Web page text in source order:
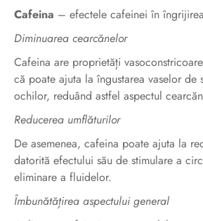
Cafeina – efectele cafeinei în
Diminuarea cearcănelor
Cafeina are proprietăți
că poate ajuta la îngustarea vaselor de
ochilor, reduând astfel aspectul
Reducerea umflăturilor
De asemenea, cafeina poate ajuta la
datorită efectului său de stimulare a
eliminare a fluidelor.
Îmbunătățirea aspectului general